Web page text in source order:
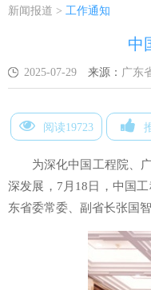
新闻报道 > 工作通知
中
2025-07-29 来源： 广东
阅读19723
为深化中国工程院、
深发展，7月18日，中国
东省委常委、副省长张国